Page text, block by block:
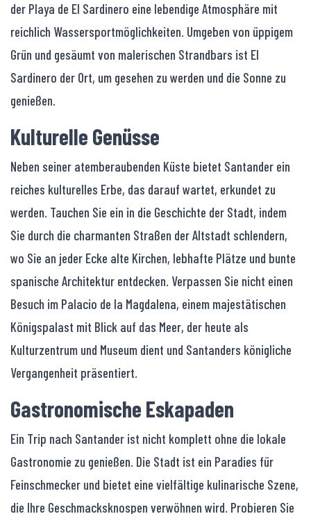
der Playa de El Sardinero eine lebendige Atmosphäre mit
reichlich Wassersportmöglichkeiten. Umgeben von üppigem
Grün und gesäumt von malerischen Strandbars ist El
Sardinero der Ort, um gesehen zu werden und die Sonne zu
genießen.
Kulturelle Genüsse
Neben seiner atemberaubenden Küste bietet Santander ein
reiches kulturelles Erbe, das darauf wartet, erkundet zu
werden. Tauchen Sie ein in die Geschichte der Stadt, indem
Sie durch die charmanten Straßen der Altstadt schlendern,
wo Sie an jeder Ecke alte Kirchen, lebhafte Plätze und bunte
spanische Architektur entdecken. Verpassen Sie nicht einen
Besuch im Palacio de la Magdalena, einem majestätischen
Königspalast mit Blick auf das Meer, der heute als
Kulturzentrum und Museum dient und Santanders königliche
Vergangenheit präsentiert.
Gastronomische Eskapaden
Ein Trip nach Santander ist nicht komplett ohne die lokale
Gastronomie zu genießen. Die Stadt ist ein Paradies für
Feinschmecker und bietet eine vielfältige kulinarische Szene,
die Ihre Geschmacksknospen verwöhnen wird. Probieren Sie